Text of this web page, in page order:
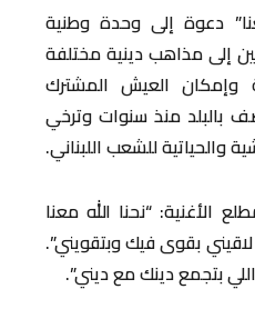
دعوة إلى وحدة وطنية
إلى مذاهب دينية مختلفة
وإمكان العيش المشترك
بالبلد منذ سنوات وترخي
والحياتية للشعب اللبناني.
الأغنية: “نحنا الله معنا
لاقيني بقوى فيك وبتقويني”.
بتجمع دينك مع ديني”.